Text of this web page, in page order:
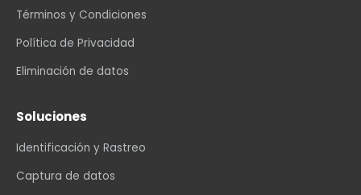
Términos y Condiciones
Política de Privacidad
Eliminación de datos
Soluciones
Identificación y Rastreo
Captura de datos